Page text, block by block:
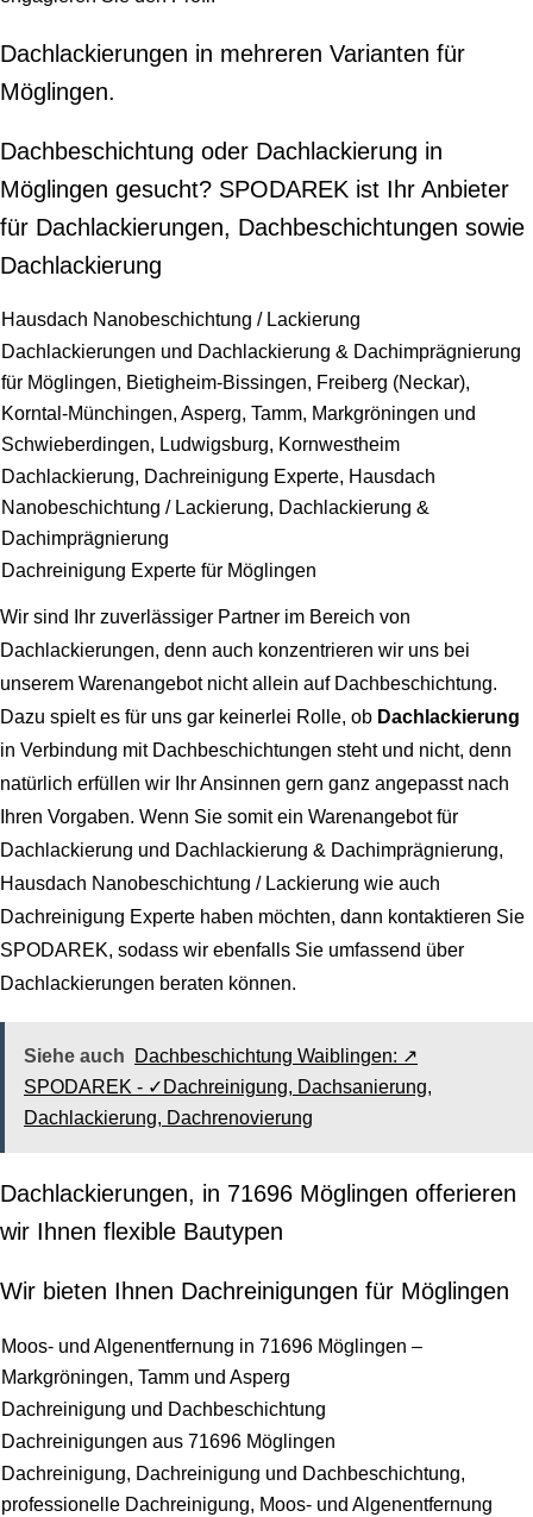
Dachlackierungen in mehreren Varianten für
Möglingen.
Dachbeschichtung oder Dachlackierung in
Möglingen gesucht? SPODAREK ist Ihr Anbieter
für Dachlackierungen, Dachbeschichtungen sowie
Dachlackierung
Hausdach Nanobeschichtung / Lackierung
Dachlackierungen und Dachlackierung & Dachimprägnierung
für Möglingen, Bietigheim-Bissingen, Freiberg (Neckar),
Korntal-Münchingen, Asperg, Tamm, Markgröningen und
Schwieberdingen, Ludwigsburg, Kornwestheim
Dachlackierung, Dachreinigung Experte, Hausdach
Nanobeschichtung / Lackierung, Dachlackierung &
Dachimprägnierung
Dachreinigung Experte für Möglingen
Wir sind Ihr zuverlässiger Partner im Bereich von
Dachlackierungen, denn auch konzentrieren wir uns bei
unserem Warenangebot nicht allein auf Dachbeschichtung.
Dazu spielt es für uns gar keinerlei Rolle, ob Dachlackierung
in Verbindung mit Dachbeschichtungen steht und nicht, denn
natürlich erfüllen wir Ihr Ansinnen gern ganz angepasst nach
Ihren Vorgaben. Wenn Sie somit ein Warenangebot für
Dachlackierung und Dachlackierung & Dachimprägnierung,
Hausdach Nanobeschichtung / Lackierung wie auch
Dachreinigung Experte haben möchten, dann kontaktieren Sie
SPODAREK, sodass wir ebenfalls Sie umfassend über
Dachlackierungen beraten können.
Siehe auch
Dachbeschichtung Waiblingen: ↗️
SPODAREK - ✓Dachreinigung, Dachsanierung,
Dachlackierung, Dachrenovierung
Dachlackierungen, in 71696 Möglingen offerieren
wir Ihnen flexible Bautypen
Wir bieten Ihnen Dachreinigungen für Möglingen
Moos- und Algenentfernung in 71696 Möglingen –
Markgröningen, Tamm und Asperg
Dachreinigung und Dachbeschichtung
Dachreinigungen aus 71696 Möglingen
Dachreinigung, Dachreinigung und Dachbeschichtung,
professionelle Dachreinigung, Moos- und Algenentfernung